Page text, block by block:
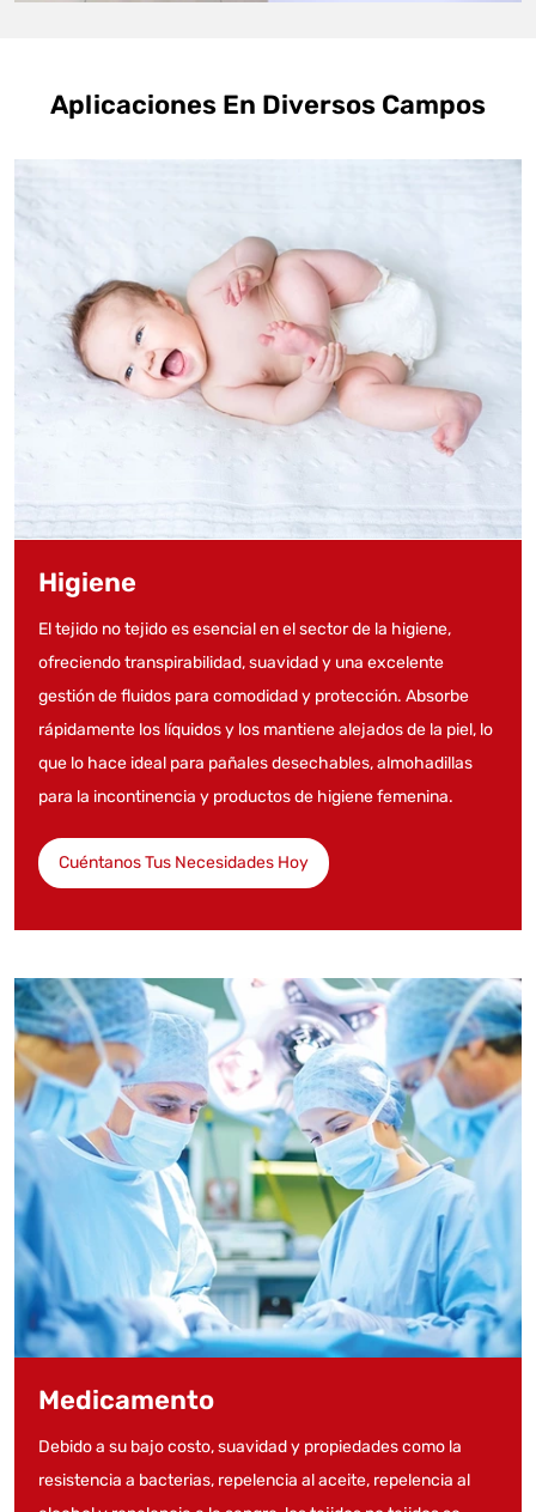
Aplicaciones En Diversos Campos
Higiene
El tejido no tejido es esencial en el sector de la higiene,
ofreciendo transpirabilidad, suavidad y una excelente
gestión de fluidos para comodidad y protección. Absorbe
rápidamente los líquidos y los mantiene alejados de la piel, lo
que lo hace ideal para pañales desechables, almohadillas
para la incontinencia y productos de higiene femenina.
Cuéntanos Tus Necesidades Hoy
Medicamento
Debido a su bajo costo, suavidad y propiedades como la
resistencia a bacterias, repelencia al aceite, repelencia al